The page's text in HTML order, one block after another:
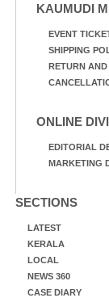
KAUMUDI
EVENT
SHIPPING
RETURN
ONLINE
EDITORIAL
MARKETING
SECTIONS
LATEST
KERALA
LOCAL
NEWS 360
CASE DIARY